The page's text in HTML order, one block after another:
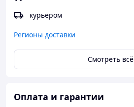
Дубоссары Dubăsari
Дурлешты Durleşti
Единец Édineţ
Каинары Căinari
Каменка Camenca
курьером
Регионы доставки
Смотреть всё
Оплата и гарантии